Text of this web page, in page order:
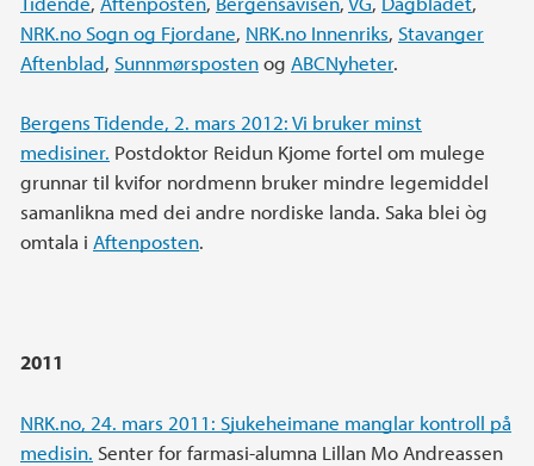
NRK.no Sogn og Fjordane, NRK.no Innenriks, Stavanger
Aftenblad, Sunnmørspostenog ABCNyheter.
Bergens Tidende, 2. mars 2012: Vi bruker minst
medisiner. Postdoktor Reidun Kjome fortel om mulege
grunnar til kvifor nordmenn bruker mindre legemiddel
samanlikna med dei andre nordiske landa. Saka blei òg
omtala i Aftenposten.
2011
NRK.no, 24. mars 2011: Sjukeheimane manglar kontroll på
medisin. Senter for farmasi-alumna Lillan Mo Andreassen